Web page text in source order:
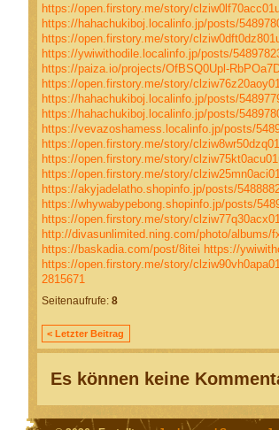
https://open.firstory.me/story/
https://hahachukiboj.localinfo.jp/posts/
https://open.firstory.me/story/
https://ywiwithodile.localinfo.jp/posts/
https://paiza.io/projects/OfBSQ0Upl-
https://open.firstory.me/story/
https://hahachukiboj.localinfo.jp/posts/
https://hahachukiboj.localinfo.jp/posts/
https://vevazoshamess.localinfo.jp/posts/
https://open.firstory.me/story/
https://open.firstory.me/story/
https://open.firstory.me/story/
https://akyjadelatho.shopinfo.jp/posts/
https://whywabypebong.shopinfo.jp/posts/
https://open.firstory.me/story/
http://divasunlimited.ning.com/photo/albums/
https://baskadia.com/post/8itei https://
https://open.firstory.me/story/
2815671
Seitenaufrufe: 8
< Letzter Beitrag
Es können keine